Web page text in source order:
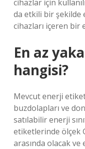
cihazlar için
da etkili bir şekilde
cihazları içeren bir
En az
hangisi?
Mevcut enerji
buzdolapları ve
satılabilir enerji
etiketlerinde ölçek
arasında olacak ve